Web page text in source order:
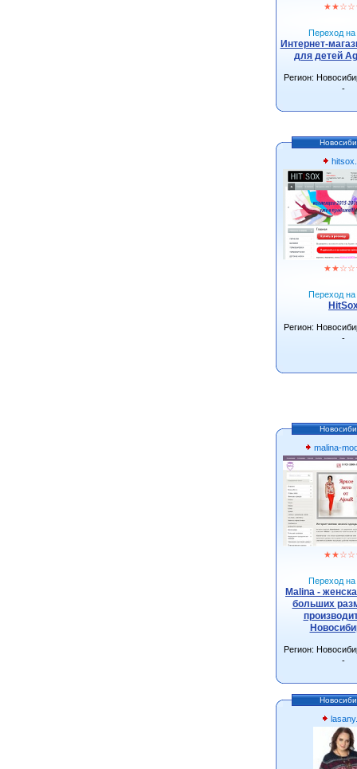
★★☆☆
Переход на
Интернет-
для детей
Регион:
-
★★☆☆
Переход на
Регион:
-
malina-
★★☆☆
Переход на
Malina -
больших
Регион:
-